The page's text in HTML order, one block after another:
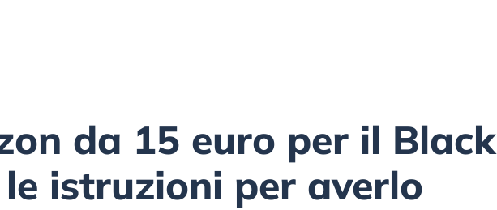
da 15 euro per il Black
le istruzioni per averlo